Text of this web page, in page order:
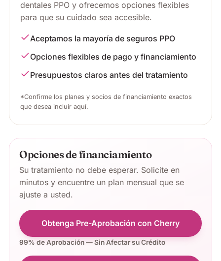
dentales PPO y ofrecemos opciones flexibles
para que su cuidado sea accesible.
Aceptamos la mayoría de seguros PPO
Opciones flexibles de pago y financiamiento
Presupuestos claros antes del tratamiento
*Confirme los planes y socios de financiamiento exactos
que desea incluir aquí.
Opciones de financiamiento
Su tratamiento no debe esperar. Solicite en
minutos y encuentre un plan mensual que se
ajuste a usted.
Obtenga Pre-Aprobación con Cherry
99% de Aprobación — Sin Afectar su Crédito